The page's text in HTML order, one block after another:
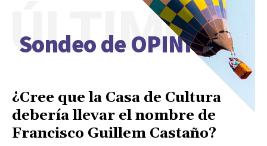
Sondeo de OPINIÓN
ÚLTIMO
¿Cree que la Casa de Cultura
debería llevar el nombre de
Francisco Guillem Castaño?